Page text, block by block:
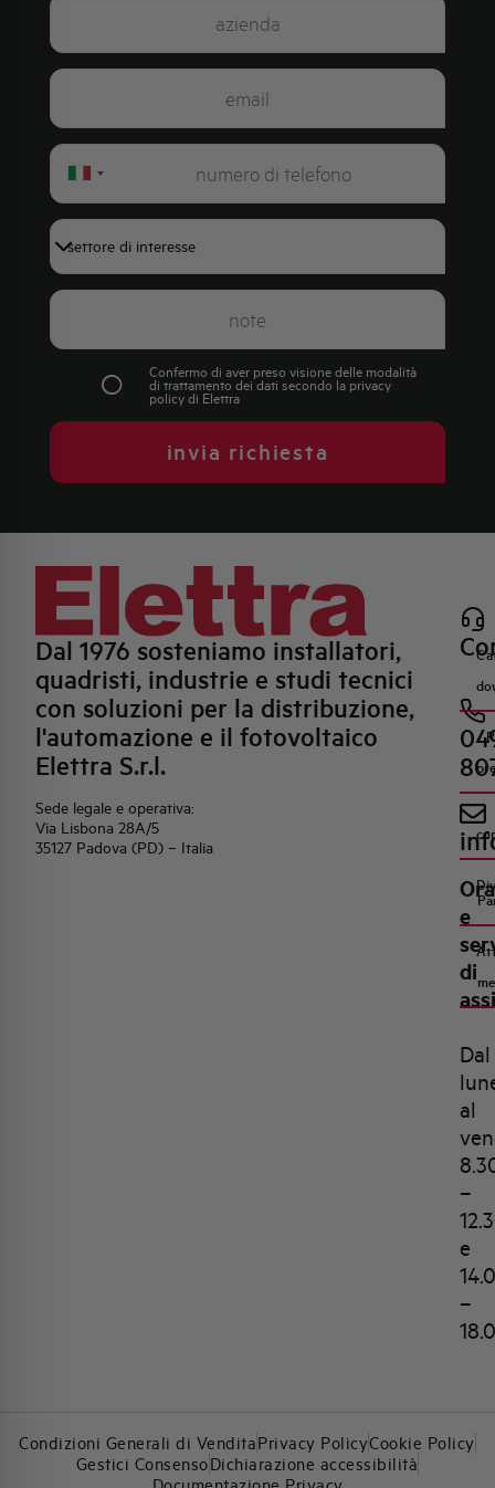
Italy
Confermo di aver preso visione delle modalità
di trattamento dei dati secondo la privacy
policydi Elettra
invia richiesta
Dal 1976 sosteniamo installatori,
quadristi, industrie e studi tecnici
con soluzioni per la distribuzione,
l'automazione e il fotovoltaico
Elettra S.r.l.
Sede legale e operativa:
Via Lisbona 28A/5
35127 Padova (PD) – Italia
e
di
Dal
al
–
e
–
Condizioni Generali di VenditaPrivacy PolicyCookie Policy
Gestici ConsensoDichiarazione accessibilità